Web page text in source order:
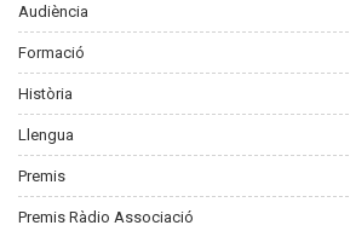
Audiència
Formació
Història
Llengua
Premis
Premis Ràdio Associació